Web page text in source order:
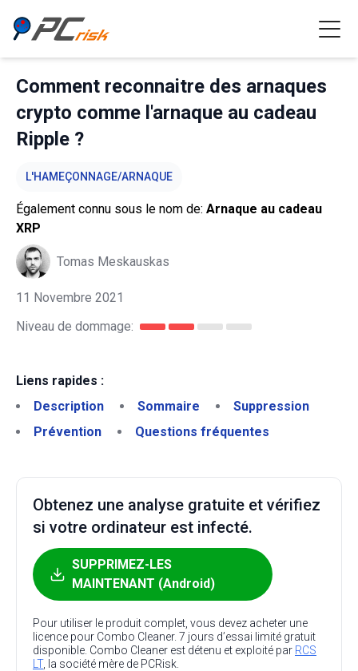
Comment reconnaitre des arnaques
crypto comme l'arnaque au cadeau
Ripple ?
L'HAMEÇONNAGE/ARNAQUE
Également connu sous le nom de: Arnaque au cadeau
XRP
Tomas Meskauskas
11 Novembre 2021
Niveau de dommage:
Liens rapides :
Description
Sommaire
Suppression
Prévention
Questions fréquentes
Obtenez une analyse gratuite et vérifiez
si votre ordinateur est infecté.
SUPPRIMEZ-LES
MAINTENANT (Android)
Pour utiliser le produit complet, vous devez acheter une
licence pour Combo Cleaner. 7 jours d’essai limité gratuit
disponible. Combo Cleaner est détenu et exploité par RCS
LT, la société mère de PCRisk.